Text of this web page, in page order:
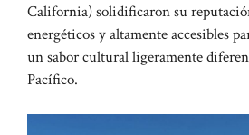
California) solidificaron su
energéticos y altamente accesibles
un sabor cultural ligeramente
Pacífico.